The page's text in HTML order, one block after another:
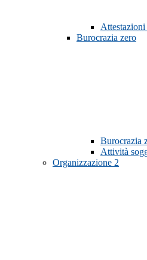
Burocrazia zero
Burocrazia
Attività
Organizzazione 2